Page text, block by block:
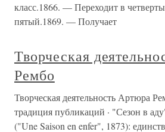
класс.1866. — Переходит в
пятый.1869. — Получает
Творческая
Рембо
Творческая деятельность Артюра
традиция публикаций · "Сезон в
("Une Saison en enfer", 1873):